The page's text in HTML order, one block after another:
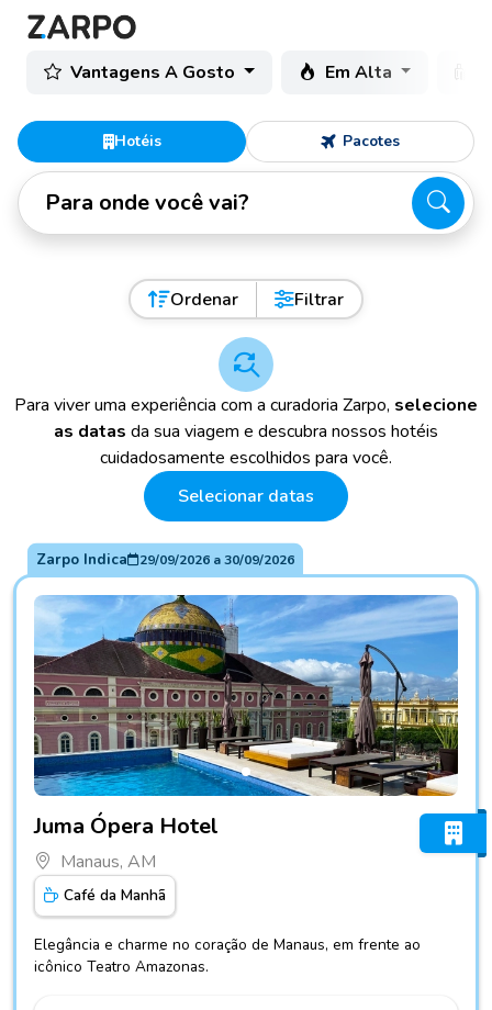
Vantagens A Gosto Em Alta
Hotéis Pacotes
Para onde você vai?
Ordenar Filtrar
Para viver uma experiência com a curadoria Zarpo, selecione
as datas da sua viagem e descubra nossos hotéis
cuidadosamente escolhidos para você.
Selecionar datas
Zarpo Indica 29/09/2026a30/09/2026
Fotos do hotel Juma Ópera Hotel
Juma Ópera Hotel
Manaus, AM
Café da Manhã
Elegância e charme no coração de Manaus, em frente ao
icônico Teatro Amazonas.